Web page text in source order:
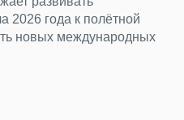
2026 года к полётной
новых международных